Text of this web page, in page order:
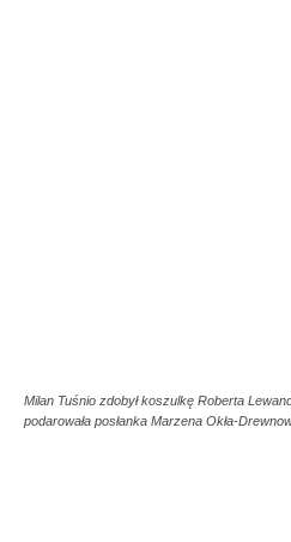
Milan Tuśnio zdobył koszulkę Roberta
podarowała posłanka Marzena Okła-